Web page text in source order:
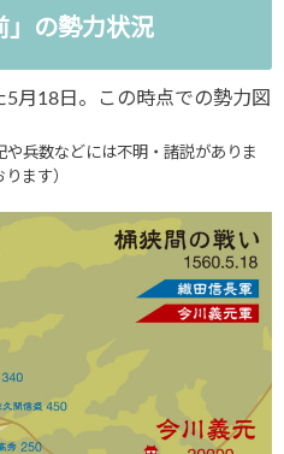
」の勢力状況
月18日。この時点での勢力図
兵数などには不明・諸説がありま
ます）